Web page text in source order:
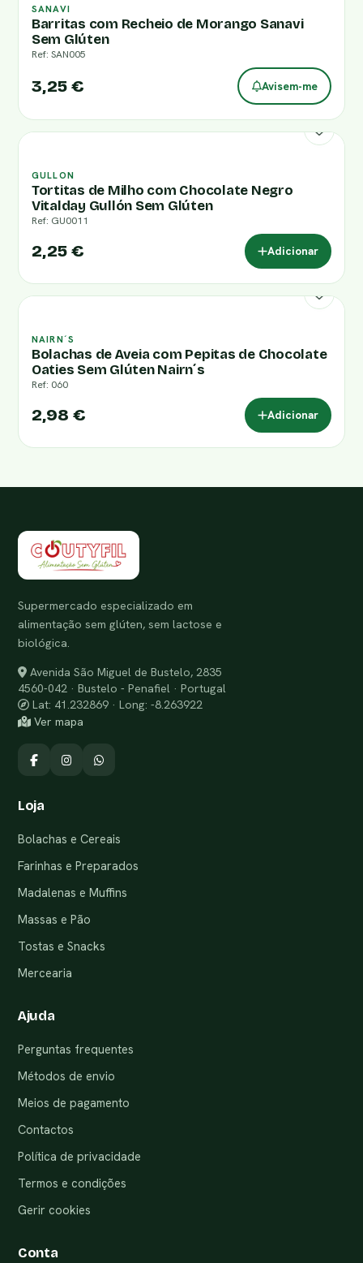
SANAVI
Barritas com Recheio de Morango Sanavi
Sem Glúten
Ref: SAN005
3,25 € Avisem-me
GULLON
Tortitas de Milho com Chocolate Negro
Vitalday Gullón Sem Glúten
Ref: GU0011
2,25 € Adicionar
NAIRN´S
Bolachas de Aveia com Pepitas de Chocolate
Oaties Sem Glúten Nairn´s
Ref: 060
2,98 € Adicionar
Supermercado especializado em
alimentação sem glúten, sem lactose e
biológica.
Avenida São Miguel de Bustelo, 2835
4560-042 · Bustelo - Penafiel · Portugal
Lat: 41.232869 · Long: -8.263922
Ver mapa
Loja
Bolachas e Cereais
Farinhas e Preparados
Madalenas e Muffins
Massas e Pão
Tostas e Snacks
Mercearia
Ajuda
Perguntas frequentes
Métodos de envio
Meios de pagamento
Contactos
Política de privacidade
Termos e condições
Gerir cookies
Conta